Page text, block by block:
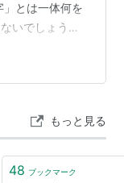
とは一体何を
いでしょう
住所はどこで
などについて
とは？ 住居表
「字」は住所の
もっと見る
48 ブックマーク